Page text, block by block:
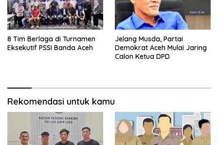
8 Tim Berlaga di Turnamen
Eksekutif PSSI Banda Aceh
Jelang Musda, Partai
Demokrat Aceh Mulai Jaring
Calon Ketua DPD
Rekomendasi untuk kamu